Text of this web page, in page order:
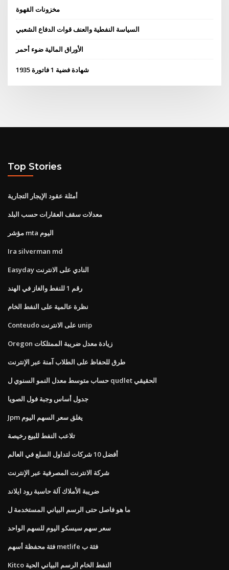
مخزونات القهوة
السياسة النفطية والعنف قوات الدفاع الشعبي
الأوراق المالية ضوء أحمر
شهادة فضية 1 فاتورة 1935
Top Stories
أمثلة عقود الإيجار التجارية
معدلات سقف العقارات حسب البلد
مؤشر mta اليوم
Ira silverman md
Easyday النادي على الانترنت
رقم 1 للنفط والغاز في الهند
نظرة عالمية على النفط الخام
Conteudo على الانترنت unip
Oregon زيادة معدل ضريبة الممتلكات
طرق للحفاظ على الطلاب آمنة عبر الإنترنت
حساب متوسط ​​معدل النمو السنوي ل qudlet الحقيقي
جدول أساس وجبة فول الصويا
Jpm يغلق سعر السهم اليوم
تلاعب النفط للبيع رخيصة
أفضل 10 شركات لتداول السلع في العالم
شركة الانترنت المصرفية عبر الإنترنت
ضريبة الأملاك آلة حاسبة رود ايلاند
ما هو فاصل حتى الرسم البياني المستخدمة ل
سعر سهم سيسكو اليوم للسهم الواحد
فئة محفظة أسهم metlife فئة ب
Kitco النفط الخام الرسم البياني الحية